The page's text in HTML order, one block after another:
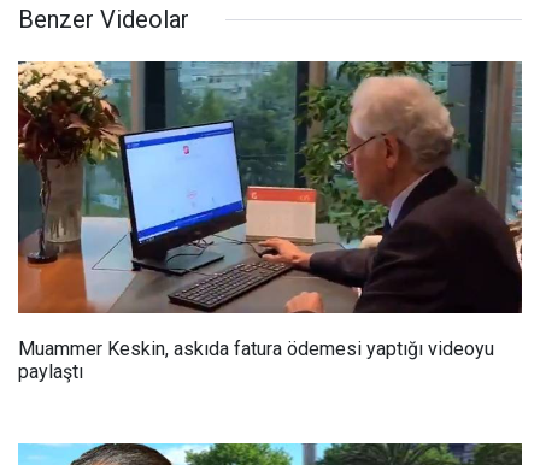
Benzer Videolar
Muammer Keskin, askıda fatura ödemesi yaptığı videoyu
paylaştı